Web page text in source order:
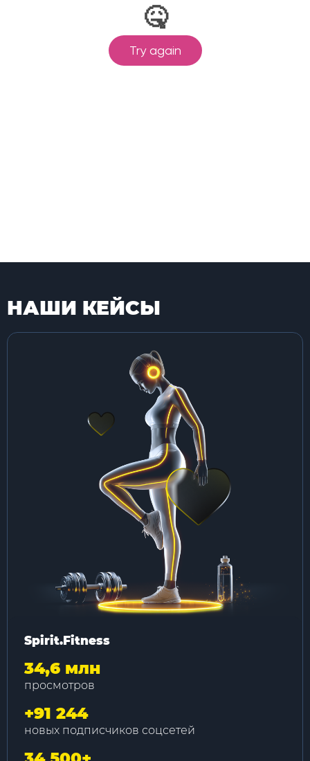
НАШИ КЕЙСЫ
Spirit.Fitness
34,6 млн
просмотров
+91 244
новых подписчиков соцсетей